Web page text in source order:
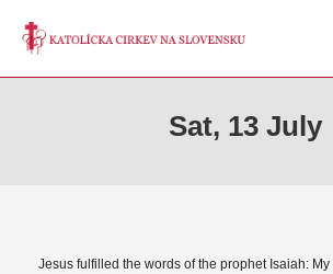
Sat, 13 July
Jesus fulfilled the words of the prophet Isaiah: